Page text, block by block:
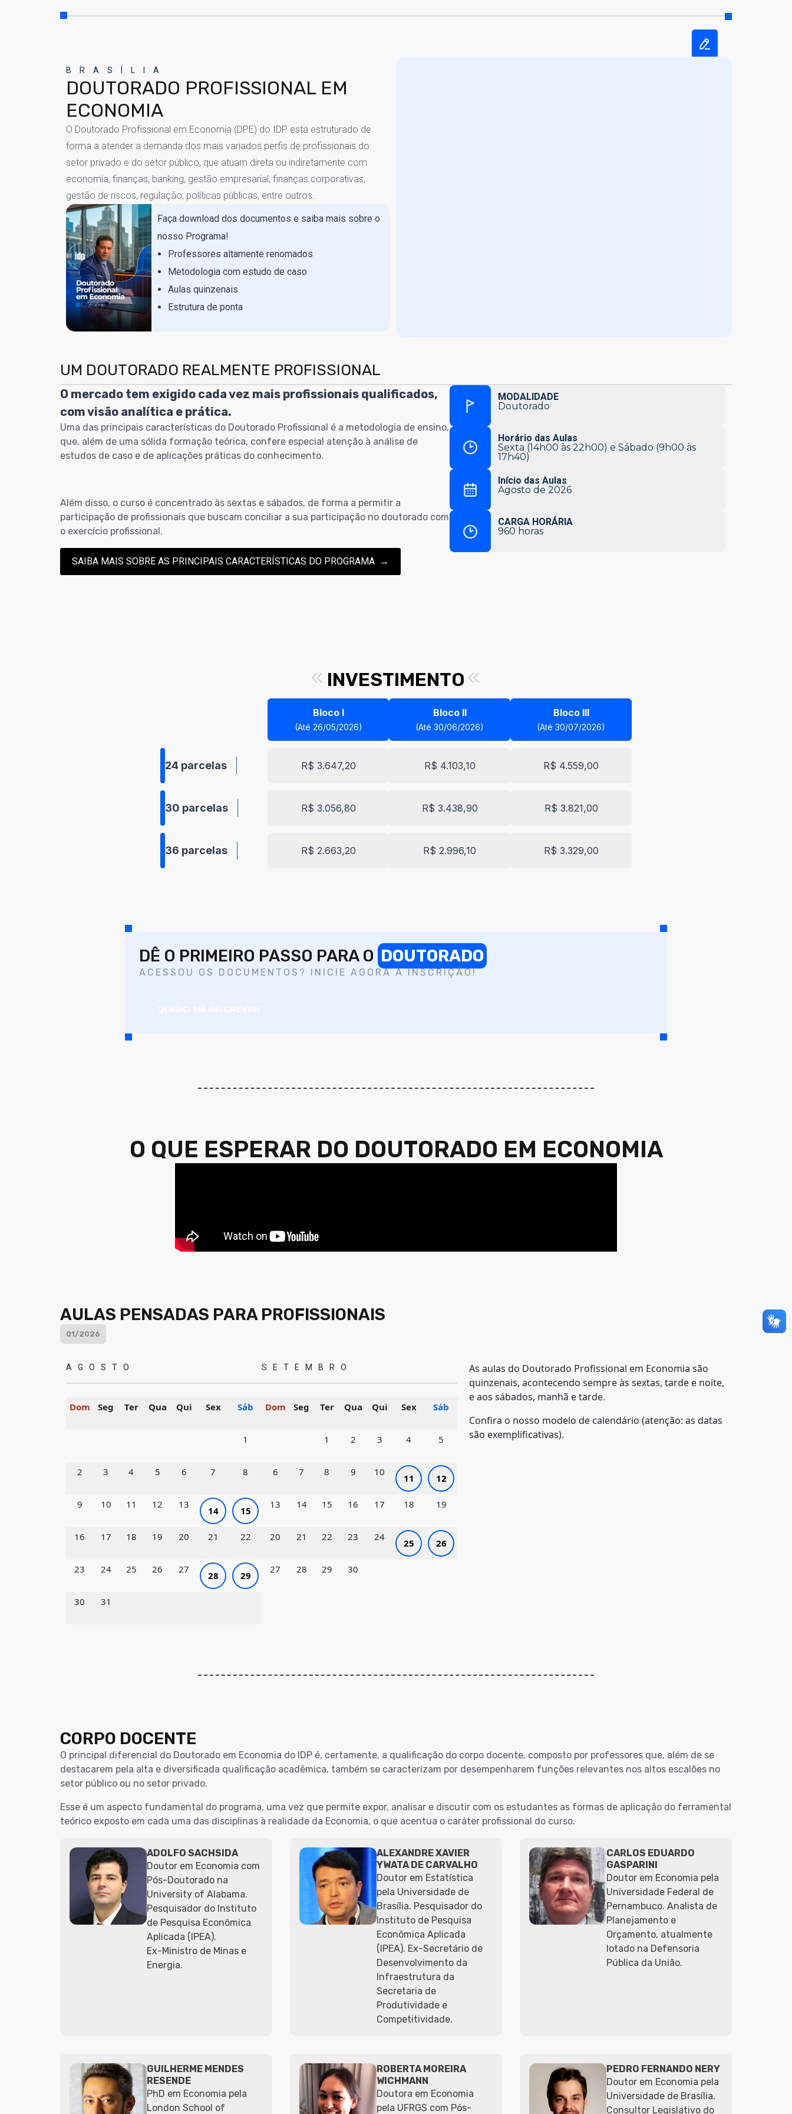
BRASÍLIA
DOUTORADO PROFISSIONAL EM
ECONOMIA
O Doutorado Profissional em Economia (DPE) do IDP está estruturado de
forma a atender a demanda dos mais variados perfis de profissionais do
setor privado e do setor público, que atuam direta ou indiretamente com
economia, finanças, banking, gestão empresarial, finanças corporativas,
gestão de riscos, regulação, políticas públicas, entre outros.
Faça download dos documentos e saiba mais sobre o
nosso Programa!
Professores altamente renomados
Metodologia com estudo de caso
Aulas quinzenais
Estrutura de ponta
UM DOUTORADO REALMENTE PROFISSIONAL
O mercado tem exigido cada vez mais profissionais qualificados,
com visão analítica e prática.
Uma das principais características do Doutorado Profissional é a metodologia de ensino,
que, além de uma sólida formação teórica, confere especial atenção à análise de
estudos de caso e de aplicações práticas do conhecimento.
Além disso, o curso é concentrado às sextas e sábados, de forma a permitir a
participação de profissionais que buscam conciliar a sua participação no doutorado com
o exercício profissional.
SAIBA MAIS SOBRE AS PRINCIPAIS CARACTERÍSTICAS DO PROGRAMA
MODALIDADE
Doutorado
Horário das Aulas
Sexta (14h00 às 22h00) e Sábado (9h00 às
17h40)
Início das Aulas
Agosto de 2026
CARGA HORÁRIA
960 horas
INVESTIMENTO
Bloco I
(Até 26/05/2026)
Bloco II
(Até 30/06/2026)
Bloco III
(Até 30/07/2026)
24 parcelas R$ 3.647,20 R$ 4.103,10 R$ 4.559,00
30 parcelas R$ 3.056,80 R$ 3.438,90 R$ 3.821,00
36 parcelas R$ 2.663,20 R$ 2.996,10 R$ 3.329,00
DÊ O PRIMEIRO PASSO PARA O DOUTORADO
ACESSOU OS DOCUMENTOS? INICIE AGORA A INSCRIÇÃO!
O QUE ESPERAR DO DOUTORADO EM ECONOMIA
AULAS PENSADAS PARA PROFISSIONAIS
01/2026
AGOSTO
Dom Seg Ter Qua Qui Sex Sáb
1
2 3 4 5 6 7 8
9 10 11 12 13
14 15
16 17 18 19 20 21 22
23 24 25 26 27
28 29
30 31
SETEMBRO
Dom Seg Ter Qua Qui Sex Sáb
1 2 3 4 5
6 7 8 9 10
11 12
13 14 15 16 17 18 19
20 21 22 23 24
25 26
27 28 29 30
As aulas do Doutorado Profissional em Economia são
quinzenais, acontecendo sempre às sextas, tarde e noite,
e aos sábados, manhã e tarde.
Confira o nosso modelo de calendário (atenção: as datas
são exemplificativas).
CORPO DOCENTE
O principal diferencial do Doutorado em Economia do IDP é, certamente, a qualificação do corpo docente, composto por professores que, além de se
destacarem pela alta e diversificada qualificação acadêmica, também se caracterizam por desempenharem funções relevantes nos altos escalões no
setor público ou no setor privado.
Esse é um aspecto fundamental do programa, uma vez que permite expor, analisar e discutir com os estudantes as formas de aplicação do ferramental
teórico exposto em cada uma das disciplinas à realidade da Economia, o que acentua o caráter profissional do curso.
ADOLFO SACHSIDA
Doutor em Economia com
Pós-Doutorado na
University of Alabama.
Pesquisador do Instituto
de Pesquisa Econômica
Aplicada (IPEA).
Ex-Ministro de Minas e
Energia.
ALEXANDRE XAVIER
YWATA DE CARVALHO
Doutor em Estatística
pela Universidade de
Brasília. Pesquisador do
Instituto de Pesquisa
Econômica Aplicada
(IPEA). Ex-Secretário de
Desenvolvimento da
Infraestrutura da
Secretaria de
Produtividade e
Competitividade.
CARLOS EDUARDO
GASPARINI
Doutor em Economia pela
Universidade Federal de
Pernambuco. Analista de
Planejamento e
Orçamento, atualmente
lotado na Defensoria
Pública da União.
GUILHERME MENDES
RESENDE
PhD em Economia pela
London School of
ROBERTA MOREIRA
WICHMANN
Doutora em Economia
pela UFRGS com Pós-
PEDRO FERNANDO NERY
Doutor em Economia pela
Universidade de Brasília.
Consultor Legislativo do